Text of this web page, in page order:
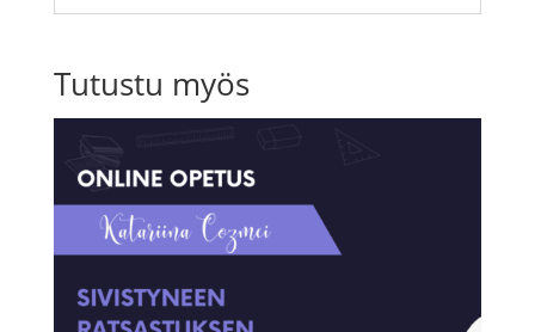
Tutustu myös